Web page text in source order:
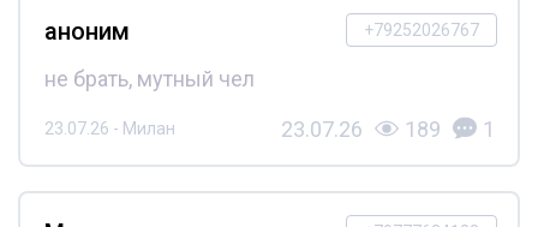
+79252026767
аноним
не брать, мутный чел
23.07.26 - Милан 23.07.26 189 1